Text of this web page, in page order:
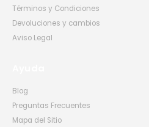
Términos y Condiciones
Devoluciones y cambios
Aviso Legal
Blog
Preguntas Frecuentes
Mapa del Sitio